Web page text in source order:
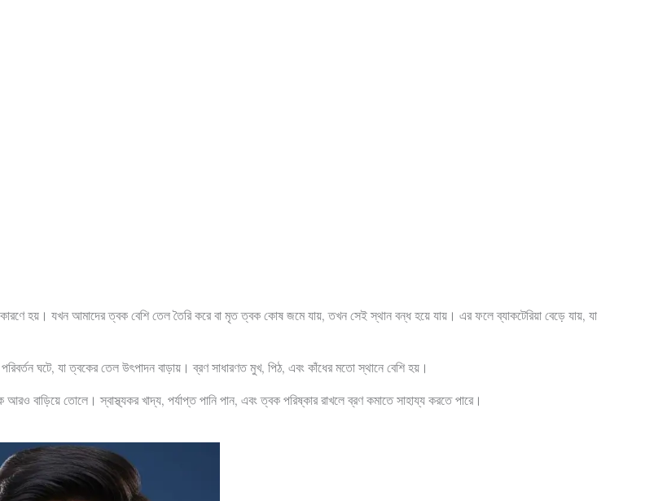
হয়। যখন আমাদের ত্বক বেশি তেল তৈরি করে বা মৃত ত্বক কোষ জমে যায়, তখন সেই স্থান বন্ধ হয়ে যায়। এর ফলে ব্যাকটেরিয়া বেড়ে যায়, যা
ঘটে, যা ত্বকের তেল উৎপাদন বাড়ায়। ব্রণ সাধারণত মুখ, পিঠ, এবং কাঁধের মতো স্থানে বেশি হয়।
বাড়িয়ে তোলে। স্বাস্থ্যকর খাদ্য, পর্যাপ্ত পানি পান, এবং ত্বক পরিষ্কার রাখলে ব্রণ কমাতে সাহায্য করতে পারে।